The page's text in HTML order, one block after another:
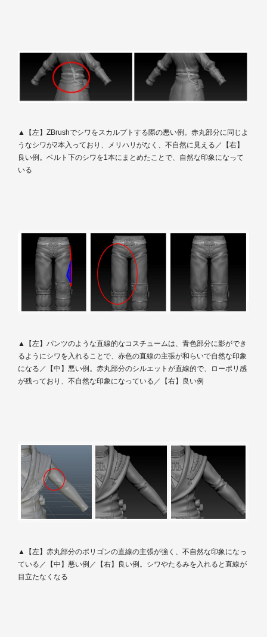
▲【左】ZBrushでシワをスカルプトする際の悪い例。赤丸部分に同じよ
うなシワが2本入っており、メリハリがなく、不自然に見える／【右】
良い例。ベルト下のシワを1本にまとめたことで、自然な印象になって
いる
▲【左】パンツのような直線的なコスチュームは、青色部分に影ができ
るようにシワを入れることで、赤色の直線の主張が和らいで自然な印象
になる／【中】悪い例。赤丸部分のシルエットが直線的で、ローポリ感
が残っており、不自然な印象になっている／【右】良い例
▲【左】赤丸部分のポリゴンの直線の主張が強く、不自然な印象になっ
ている／【中】悪い例／【右】良い例。シワやたるみを入れると直線が
目立たなくなる